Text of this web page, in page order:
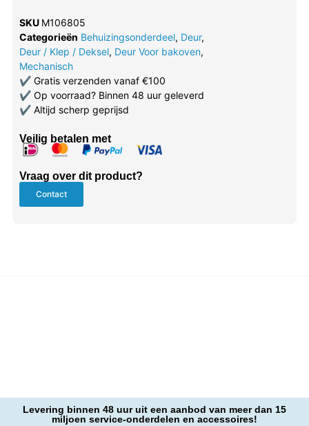
SKU M106805
Categorieën Behuizingsonderdeel, Deur,
Deur / Klep / Deksel, Deur Voor bakoven,
Mechanisch
✔Gratis verzenden vanaf €100
✔Op voorraad? Binnen 48 uur geleverd
✔Altijd scherp geprijsd
Veilig betalen met
Vraag over dit product?
Contact
Levering binnen 48 uur uit een aanbod van meer dan 15
miljoen service-onderdelen en accessoires!